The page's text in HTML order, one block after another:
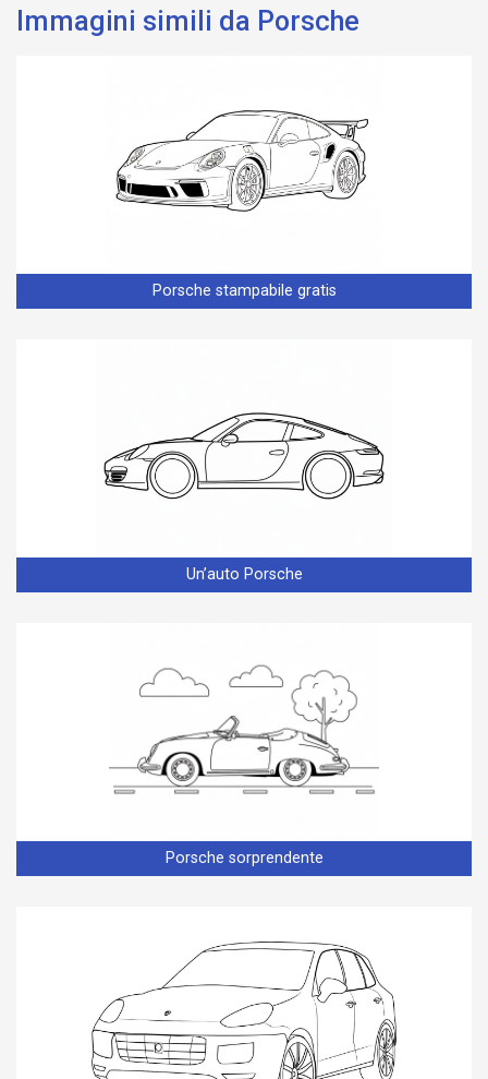
Immagini simili da Porsche
Porsche stampabile gratis
Un’auto Porsche
Porsche sorprendente